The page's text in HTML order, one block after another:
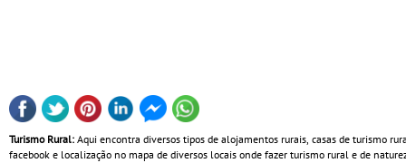
Turismo Rural: Aqui encontra diversos tipos de alojamentos rurais, casas de turismo
facebook e localização no mapa de diversos locais onde fazer turismo rural e de